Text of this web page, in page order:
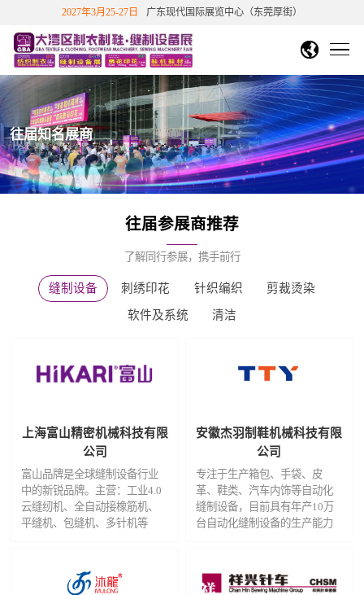
国站
中文繁體 English
下展
DMP大湾区工博会
香港文博会
越南胡志明市纺织制衣展
越南胡志明鞋机鞋材工业展
2027年3月25-27日 广东现代国际展览中心（东莞厚街）
首页
展会概况
关于展会
展会介绍 展览范围 展会历史数据
合作伙伴
展会回顾
展会视频 精彩图片
展商中心
展商/产品查询 新品技术
参展福利&优惠 展位在线预定 展商登陆
2026广告招商手册
参观指引
免费住酒店 省外观众交通补贴 展商名录下载
展会动态 展会公告 媒体报道 行业动态
联系我们
往届知名展商
往届参展商推荐
了解同行参展，携手前行
缝制设备 刺绣印花 针织编织 剪裁烫染
软件及系统 清洁
上海富山精密机械科技有限
公司
富山品牌是全球缝制设备行业
中的新锐品牌。主营：工业4.0
云缝纫机、全自动接橡筋机、
平缝机、包缝机、多针机等
安徽杰羽制鞋机械科技有限
公司
专注于生产箱包、手袋、皮
革、鞋类、汽车内饰等自动化
缝制设备，目前具有年产10万
台自动化缝制设备的生产能力